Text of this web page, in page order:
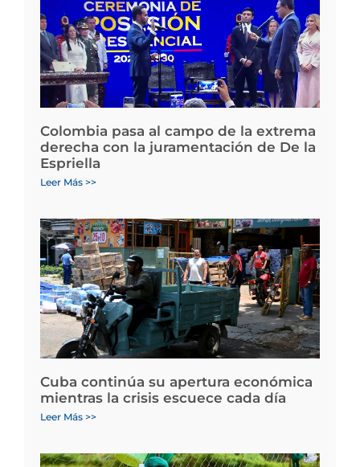
Colombia pasa al campo de la extrema
derecha con la juramentación de De la
Espriella
Leer Más >>
Cuba continúa su apertura económica
mientras la crisis escuece cada día
Leer Más >>